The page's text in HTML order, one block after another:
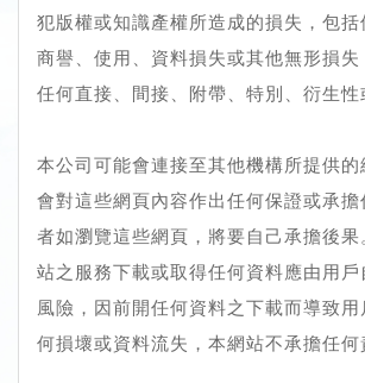
犯版權或知識產權所造成的損失，包括
商譽、使用、資料損失或其他無形損
任何直接、間接、附帶、特別、衍生性
本公司可能會連接至其他機構所提供的
會對這些網頁內容作出任何保證或承擔
者如瀏覽這些網頁，將要自己承擔後果
站之服務下載或取得任何資料應由用戶
風險，因前開任何資料之下載而導致
何損壞或資料流失，本網站不承擔任何